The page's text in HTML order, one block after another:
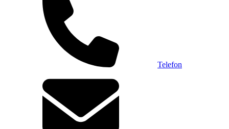
Telefon